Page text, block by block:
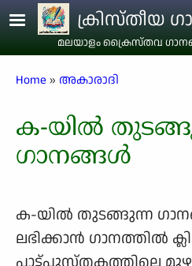
Skip to main content
ക്രിസ്തീയ
മലയാളം ക്രൈസ്തവ
Breadcrumb
Home അകാരാദി
ക-യിൽ
ഗാനങ്ങൾ
ക-യിൽ തുടങ്ങുന്ന
ലഭിക്കാന്‍ ഗാനത്തില്‍